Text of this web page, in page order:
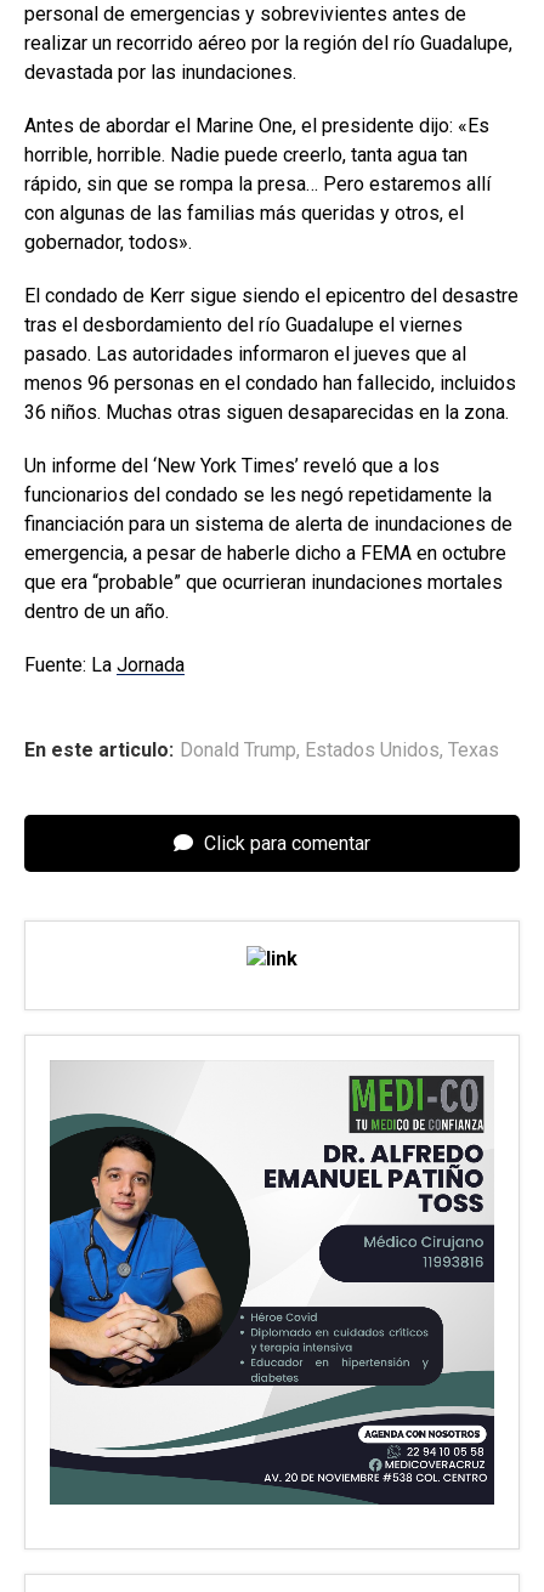
personal de emergencias y sobrevivientes antes de
realizar un recorrido aéreo por la región del río Guadalupe,
devastada por las inundaciones.
Antes de abordar el Marine One, el presidente dijo: «Es
horrible, horrible. Nadie puede creerlo, tanta agua tan
rápido, sin que se rompa la presa… Pero estaremos allí
con algunas de las familias más queridas y otros, el
gobernador, todos».
El condado de Kerr sigue siendo el epicentro del desastre
tras el desbordamiento del río Guadalupe el viernes
pasado. Las autoridades informaron el jueves que al
menos 96 personas en el condado han fallecido, incluidos
36 niños. Muchas otras siguen desaparecidas en la zona.
Un informe del ‘New York Times’ reveló que a los
funcionarios del condado se les negó repetidamente la
financiación para un sistema de alerta de inundaciones de
emergencia, a pesar de haberle dicho a FEMA en octubre
que era “probable” que ocurrieran inundaciones mortales
dentro de un año.
Fuente: La Jornada
En este articulo: Donald Trump, Estados Unidos, Texas
Click para comentar